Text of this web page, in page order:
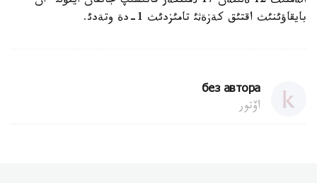
بايقاؤئنئث اقتئق كةزةثئ تامئزدئث 1-دة وتةدئ.
без автора
اۆتور